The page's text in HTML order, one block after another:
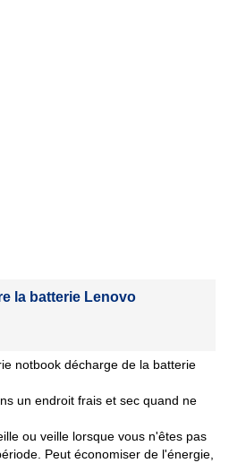
la batterie Lenovo
notbook décharge de la batterie
un endroit frais et sec quand ne
ou veille lorsque vous n'êtes pas
Peut économiser de l'énergie,